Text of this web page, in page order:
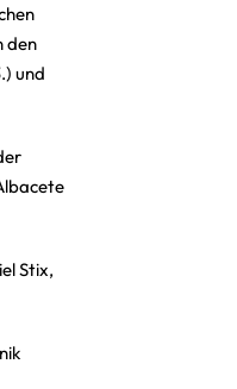
den
und
Stix,